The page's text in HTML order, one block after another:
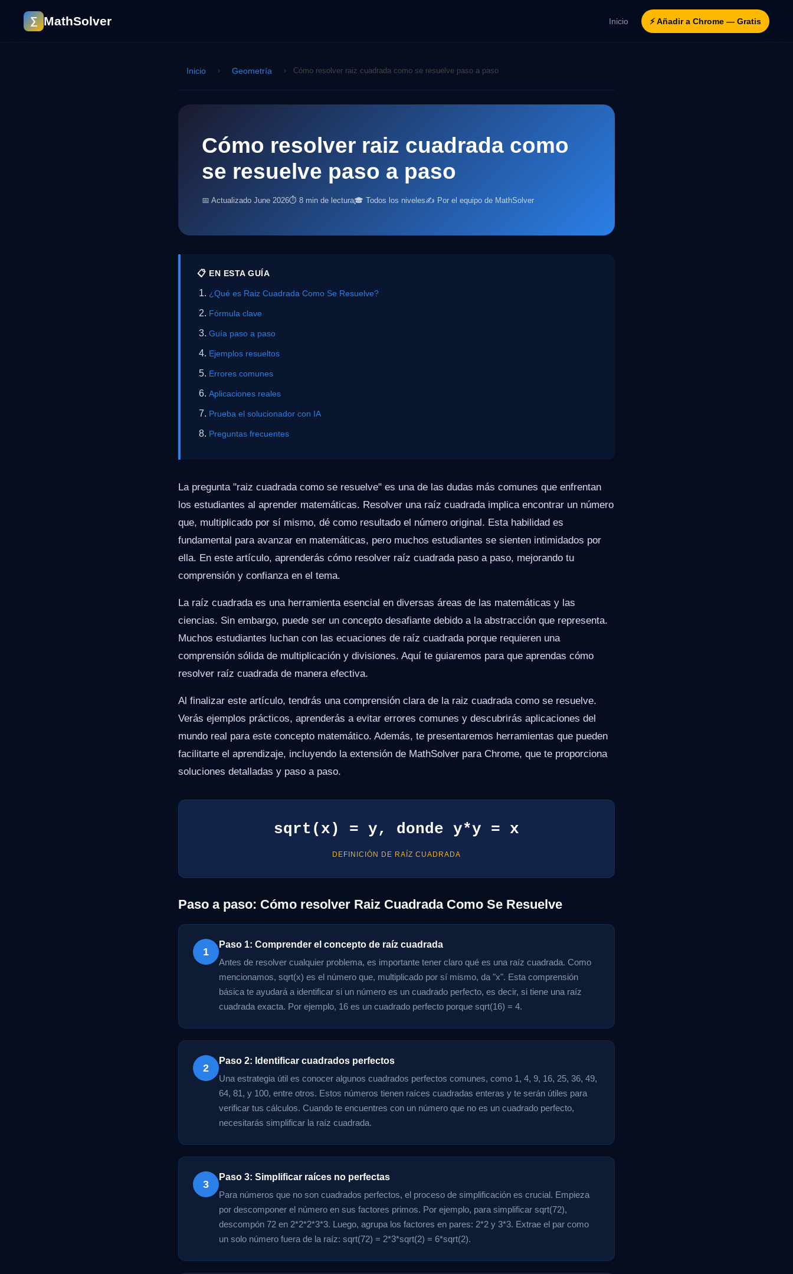
∑ MathSolver Inicio ⚡ Añadir a Chrome — Gratis
Inicio › Geometría › Cómo resolver raiz cuadrada como se resuelve paso a paso
Cómo resolver raiz cuadrada como
se resuelve paso a paso
📅 Actualizado June 2026⏱ 8 min de lectura🎓 Todos los niveles✍️ Por el equipo de MathSolver
📋 EN ESTA GUÍA
¿Qué es Raiz Cuadrada Como Se Resuelve?
Fórmula clave
Guía paso a paso
Ejemplos resueltos
Errores comunes
Aplicaciones reales
Prueba el solucionador con IA
Preguntas frecuentes
La pregunta "raiz cuadrada como se resuelve" es una de las dudas más comunes que enfrentan
los estudiantes al aprender matemáticas. Resolver una raíz cuadrada implica encontrar un número
que, multiplicado por sí mismo, dé como resultado el número original. Esta habilidad es
fundamental para avanzar en matemáticas, pero muchos estudiantes se sienten intimidados por
ella. En este artículo, aprenderás cómo resolver raíz cuadrada paso a paso, mejorando tu
comprensión y confianza en el tema.
La raíz cuadrada es una herramienta esencial en diversas áreas de las matemáticas y las
ciencias. Sin embargo, puede ser un concepto desafiante debido a la abstracción que representa.
Muchos estudiantes luchan con las ecuaciones de raíz cuadrada porque requieren una
comprensión sólida de multiplicación y divisiones. Aquí te guiaremos para que aprendas cómo
resolver raíz cuadrada de manera efectiva.
Al finalizar este artículo, tendrás una comprensión clara de la raiz cuadrada como se resuelve.
Verás ejemplos prácticos, aprenderás a evitar errores comunes y descubrirás aplicaciones del
mundo real para este concepto matemático. Además, te presentaremos herramientas que pueden
facilitarte el aprendizaje, incluyendo la extensión de MathSolver para Chrome, que te proporciona
soluciones detalladas y paso a paso.
sqrt(x) = y, donde y*y = x
DEFINICIÓN DE RAÍZ CUADRADA
Paso a paso: Cómo resolver Raiz Cuadrada Como Se Resuelve
1
Paso 1: Comprender el concepto de raíz cuadrada
Antes de resolver cualquier problema, es importante tener claro qué es una raíz cuadrada. Como
mencionamos, sqrt(x) es el número que, multiplicado por sí mismo, da "x". Esta comprensión
básica te ayudará a identificar si un número es un cuadrado perfecto, es decir, si tiene una raíz
cuadrada exacta. Por ejemplo, 16 es un cuadrado perfecto porque sqrt(16) = 4.
2
Paso 2: Identificar cuadrados perfectos
Una estrategia útil es conocer algunos cuadrados perfectos comunes, como 1, 4, 9, 16, 25, 36, 49,
64, 81, y 100, entre otros. Estos números tienen raíces cuadradas enteras y te serán útiles para
verificar tus cálculos. Cuando te encuentres con un número que no es un cuadrado perfecto,
necesitarás simplificar la raíz cuadrada.
3
Paso 3: Simplificar raíces no perfectas
Para números que no son cuadrados perfectos, el proceso de simplificación es crucial. Empieza
por descomponer el número en sus factores primos. Por ejemplo, para simplificar sqrt(72),
descompón 72 en 2*2*2*3*3. Luego, agrupa los factores en pares: 2*2 y 3*3. Extrae el par como
un solo número fuera de la raíz: sqrt(72) = 2*3*sqrt(2) = 6*sqrt(2).